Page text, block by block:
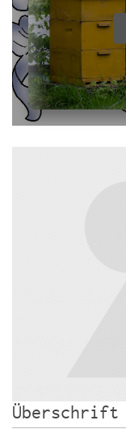
Überschrift